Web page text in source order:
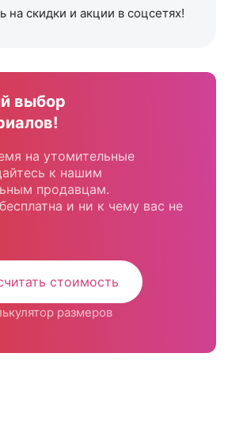
на скидки и акции в соцсетях!
выбор
на утомительные
к нашим
продавцам.
и ни к чему вас не
стоимость
размеров